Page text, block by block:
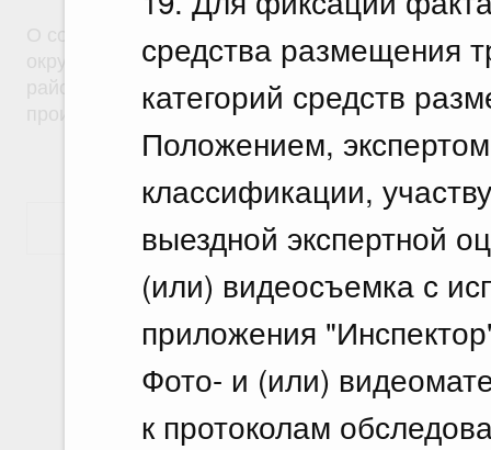
средства размещения
категорий средств
Положением,
классификации,
выездной экспертной
(или) видеосъемка с
приложения
Фото- и (или)
к протоколам
округ город Саяногорск Республики Хакасия и
район Республики Хакасия особой
производственного типа
Показать еще